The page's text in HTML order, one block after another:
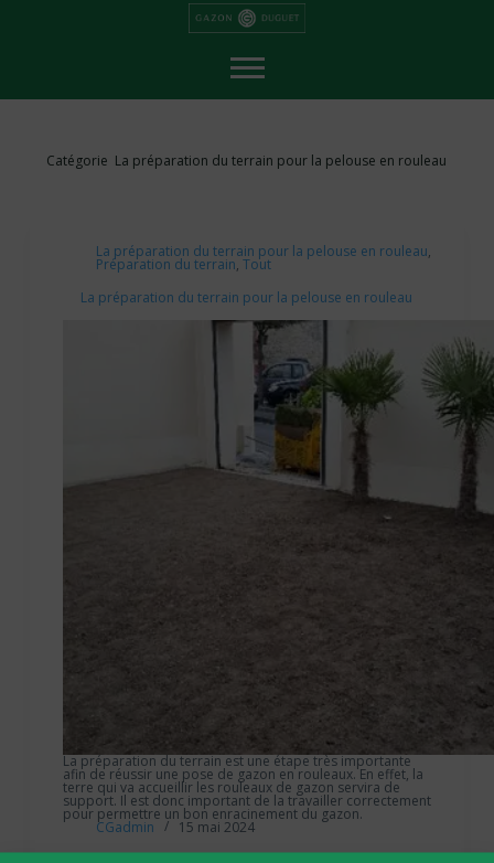
a
Catégorie La préparation du terrain pour la pelouse en rouleau
La préparation du terrain pour la pelouse en rouleau,
Préparation du terrain, Tout
La préparation du terrain pour la pelouse en rouleau
La préparation du terrain est une étape très importante
afin de réussir une pose de gazon en rouleaux. En effet, la
terre qui va accueillir les rouleaux de gazon servira de
support. Il est donc important de la travailler correctement
pour permettre un bon enracinement du gazon.
CGadmin 15 mai 2024